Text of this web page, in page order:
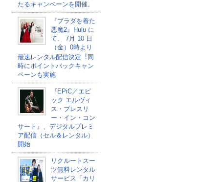
たるキャンペーンを開催。
『プラダを着た
悪魔2』Hulu に
て、 7⽉ 10 ⽇
（金）0時より
最速レンタル配信決定︕同
時にポイントバックキャン
ペーンも実施
『EPiC／エピ
ック エルヴィ
ス・プレスリ
ー・イン・コン
サート』、デジタルプレミ
ア配信（セル＆レンタル）
開始
リクルートスー
ツ無料レンタル
サービス「カリ